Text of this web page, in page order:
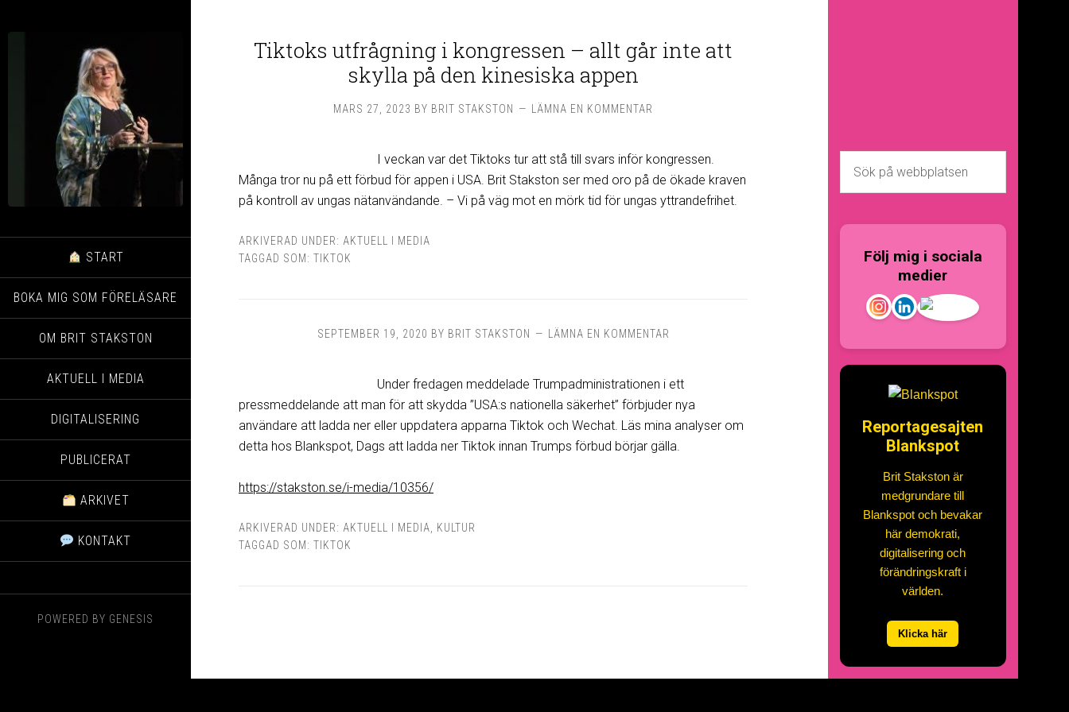
START
BOKA MIG SOM FÖRELÄSARE
OM BRIT STAKSTON
AKTUELL I MEDIA
DIGITALISERING
PUBLICERAT
ARKIVET
KONTAKT
POWERED BY GENESIS
Tiktoks utfrågning i kongressen – allt går inte att
skylla på den kinesiska appen
MARS 27, 2023 BY BRIT STAKSTON LÄMNA EN KOMMENTAR
I veckan var det Tiktoks tur att stå till svars inför kongressen.
Många tror nu på ett förbud för appen i USA. Brit Stakston ser med oro på de ökade kraven
på kontroll av ungas nätanvändande. – Vi på väg mot en mörk tid för ungas yttrandefrihet.
ARKIVERAD UNDER: AKTUELL I MEDIA
TAGGAD SOM: TIKTOK
SEPTEMBER 19, 2020 BY BRIT STAKSTON LÄMNA EN KOMMENTAR
Under fredagen meddelade Trumpadministrationen i ett
pressmeddelande att man för att skydda ”USA:s nationella säkerhet” förbjuder nya
användare att ladda ner eller uppdatera apparna Tiktok och Wechat. Läs mina analyser om
detta hos Blankspot, Dags att ladda ner Tiktok innan Trumps förbud börjar gälla.
https://stakston.se/i-media/10356/
ARKIVERAD UNDER: AKTUELL I MEDIA
KULTUR
TAGGAD SOM: TIKTOK
Följ mig i sociala
medier
Reportagesajten
Blankspot
Brit Stakston är
medgrundare till
Blankspot och bevakar
här demokrati,
digitalisering och
förändringskraft i
världen.
Klicka här